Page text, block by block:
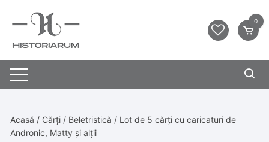
0
Acasă / Cărți / Beletristică / Lot de 5 cărți cu caricaturi de
Andronic, Matty și alții